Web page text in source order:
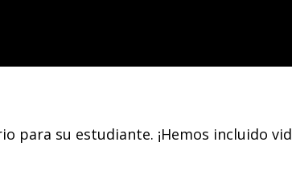
para su estudiante. ¡Hemos incluido